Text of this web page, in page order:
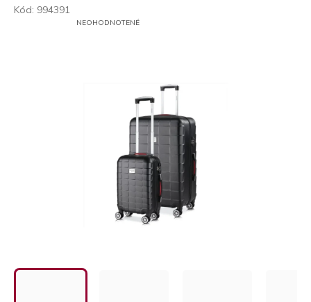
Kód: 994391
PRIEMERNÉNEOHODNOTENÉ